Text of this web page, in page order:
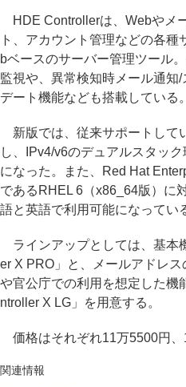
HDE Controllerは、Webやメ
ト、アカウント管理などの各
bベースのサーバー管理ツール
監視や、異常検知時メール通知
デート機能なども搭載している。
新版では、従来サポートして
し、IPv4/v6のデュアルスタッ
になった。また、Red Hat
であるRHEL 6（x86_64版）に
語と英語で利用可能になってい
ラインアップとしては、基本
er X PRO」と、メールアドレ
や官公庁での利用を想定した機
ntroller X LG」を用意する。
価格はそれぞれ11万5500円、
関連情報